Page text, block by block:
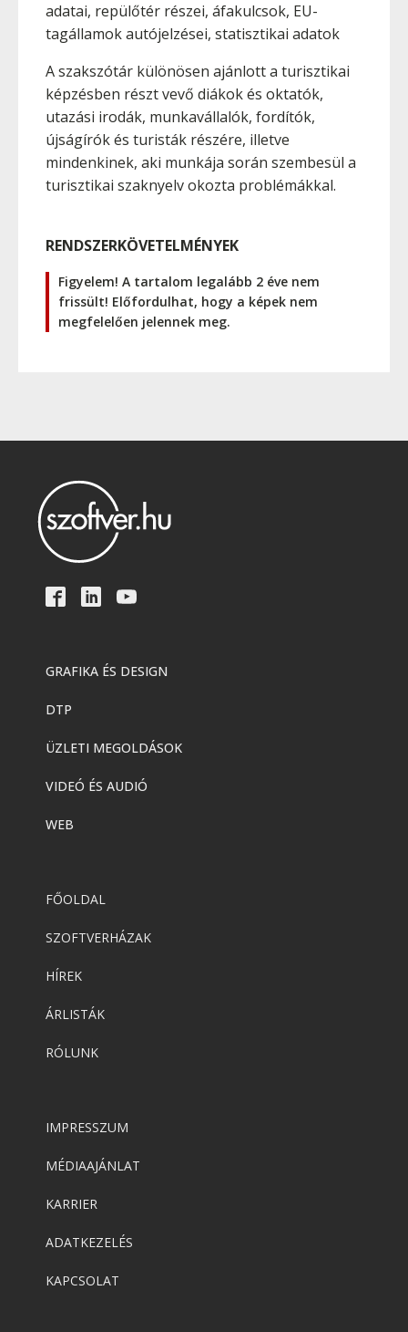
adatai, repülőtér részei, áfakulcsok, EU-
tagállamok autójelzései, statisztikai adatok
A szakszótár különösen ajánlott a turisztikai
képzésben részt vevő diákok és oktatók,
utazási irodák, munkavállalók, fordítók,
újságírók és turisták részére, illetve
mindenkinek, aki munkája során szembesül a
turisztikai szaknyelv okozta problémákkal.
RENDSZERKÖVETELMÉNYEK
Figyelem! A tartalom legalább 2 éve nem
frissült! Előfordulhat, hogy a képek nem
megfelelően jelennek meg.
GRAFIKA ÉS DESIGN
DTP
ÜZLETI MEGOLDÁSOK
VIDEÓ ÉS AUDIÓ
WEB
FŐOLDAL
SZOFTVERHÁZAK
HÍREK
ÁRLISTÁK
RÓLUNK
IMPRESSZUM
MÉDIAAJÁNLAT
KARRIER
ADATKEZELÉS
KAPCSOLAT